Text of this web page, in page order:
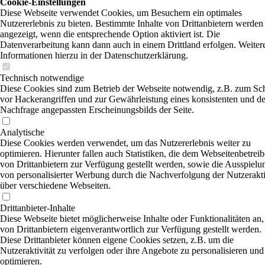
Cookie-Einstellungen
Diese Webseite verwendet Cookies, um Besuchern ein optimales
Nutzererlebnis zu bieten. Bestimmte Inhalte von Drittanbietern
angezeigt, wenn die entsprechende Option aktiviert ist. Die
Datenverarbeitung kann dann auch in einem Drittland erfolgen.
Informationen hierzu in der Datenschutzerklärung.
Technisch notwendige
Diese Cookies sind zum Betrieb der Webseite notwendig, z.B. zum
vor Hackerangriffen und zur Gewährleistung eines konsistenten und
Nachfrage angepassten Erscheinungsbilds der Seite.
Analytische
Diese Cookies werden verwendet, um das Nutzererlebnis weiter zu
optimieren. Hierunter fallen auch Statistiken, die dem
von Drittanbietern zur Verfügung gestellt werden, sowie die
von personalisierter Werbung durch die Nachverfolgung der
über verschiedene Webseiten.
Drittanbieter-Inhalte
Diese Webseite bietet möglicherweise Inhalte oder Funktionalitäten
von Drittanbietern eigenverantwortlich zur Verfügung gestellt werden.
Diese Drittanbieter können eigene Cookies setzen, z.B. um die
Nutzeraktivität zu verfolgen oder ihre Angebote zu personalisieren
optimieren.